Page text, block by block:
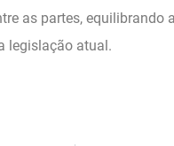
as partes, equilibrando
legislação atual.